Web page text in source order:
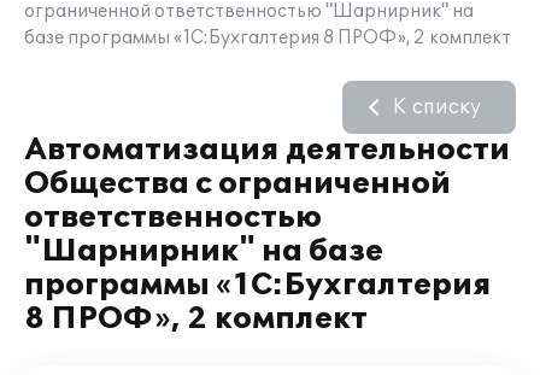
ограниченной ответственностью "Шарнирник" на
базе программы «1С:Бухгалтерия 8 ПРОФ», 2 комплект
Автоматизация деятельности
Общества с ограниченной
ответственностью
"Шарнирник" на базе
программы «1С:Бухгалтерия
8 ПРОФ», 2 комплект
К списку